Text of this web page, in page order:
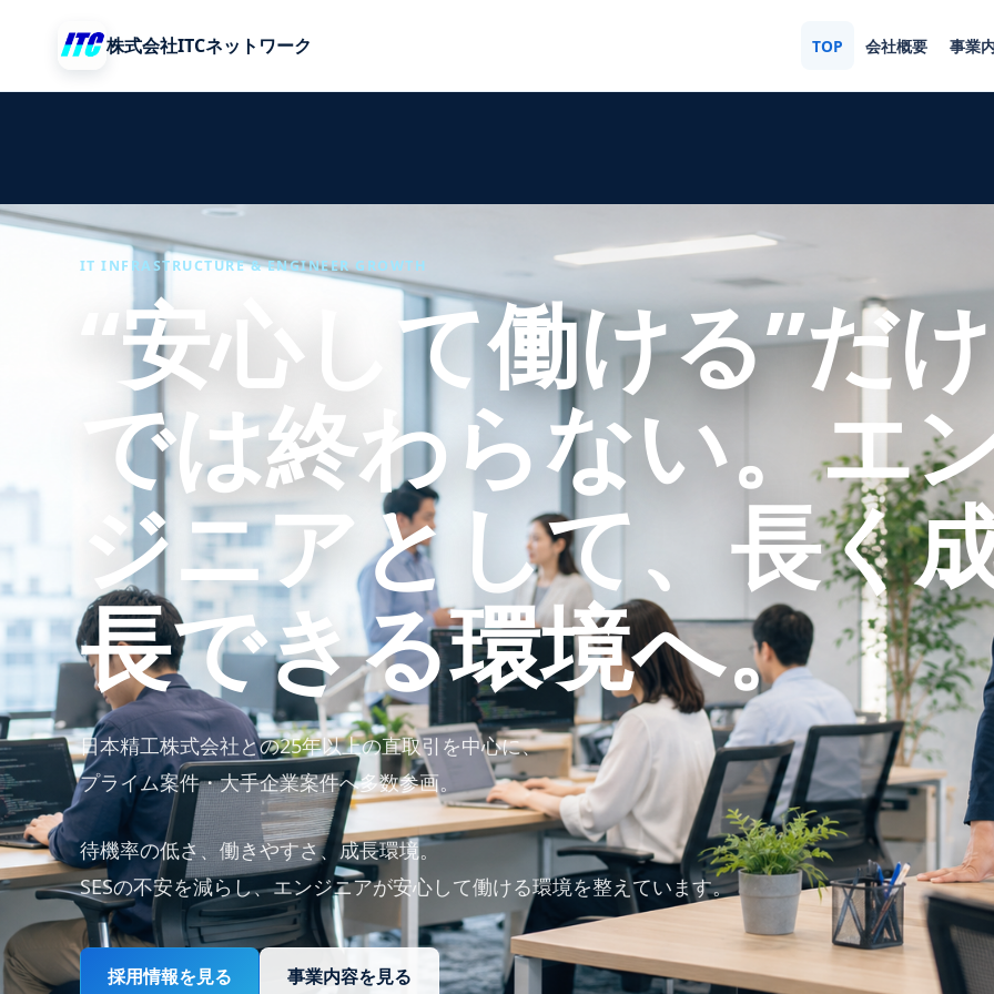
株式会社ITCネットワーク TOP 会社概要 事業
IT INFRASTRUCTURE & ENGINEER GROWTH
“安心して働ける”だけ
では終わらない。エ
ジニアとして、長く
長できる環境へ。
日本精工株式会社との25年以上の直取引を中心に、
プライム案件・大手企業案件へ多数参画。
待機率の低さ、働きやすさ、成長環境。
SESの不安を減らし、エンジニアが安心して働ける環境を整えています。
採用情報を見る 事業内容を見る